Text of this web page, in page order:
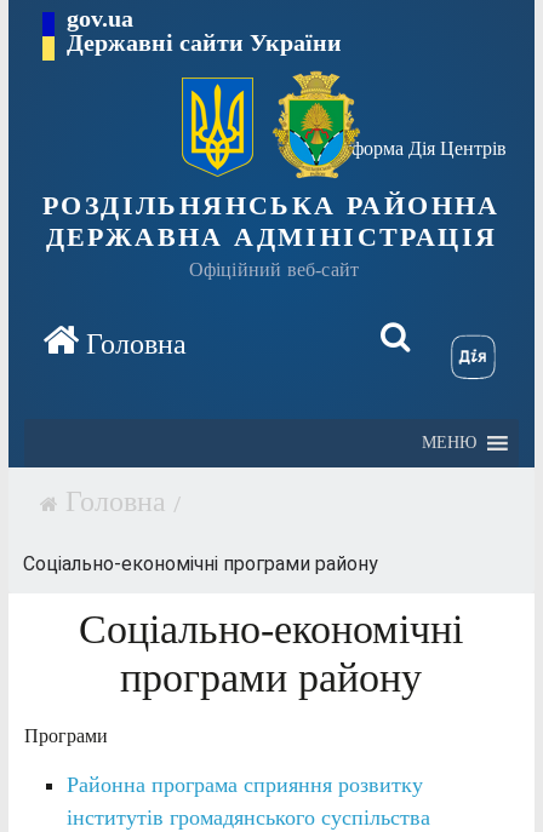
Перейтиgov.ua
Державні сайти України
Платформа Дія Центрів
РОЗДІЛЬНЯНСЬКА РАЙОННА
ДЕРЖАВНА АДМІНІСТРАЦІЯ
Офіційний веб-сайт
МЕНЮ
/
Соціально-економічні програми району
Соціально-економічні
програми району
Програми
Районна програма сприяння розвитку
інститутів громадянського суспільства